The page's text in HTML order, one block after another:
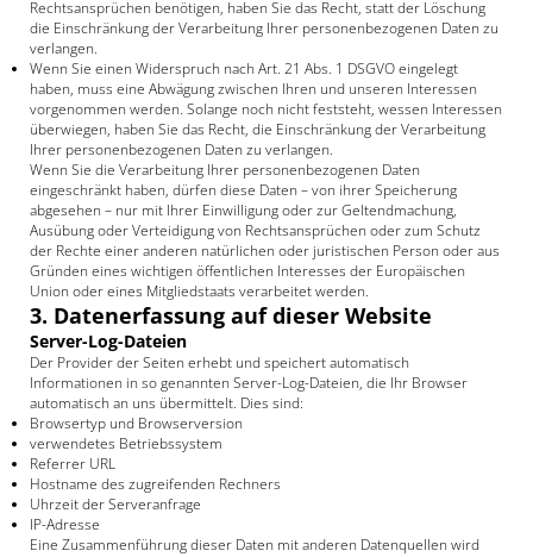
Rechtsansprüchen benötigen, haben Sie das Recht, statt der Löschung
die Einschränkung der Verarbeitung Ihrer personenbezogenen Daten zu
verlangen.
Wenn Sie einen Widerspruch nach Art. 21 Abs. 1 DSGVO eingelegt
haben, muss eine Abwägung zwischen Ihren und unseren Interessen
vorgenommen werden. Solange noch nicht feststeht, wessen Interessen
überwiegen, haben Sie das Recht, die Einschränkung der Verarbeitung
Ihrer personenbezogenen Daten zu verlangen.
Wenn Sie die Verarbeitung Ihrer personenbezogenen Daten
eingeschränkt haben, dürfen diese Daten – von ihrer Speicherung
abgesehen – nur mit Ihrer Einwilligung oder zur Geltendmachung,
Ausübung oder Verteidigung von Rechtsansprüchen oder zum Schutz
der Rechte einer anderen natürlichen oder juristischen Person oder aus
Gründen eines wichtigen öffentlichen Interesses der Europäischen
Union oder eines Mitgliedstaats verarbeitet werden.
3. Datenerfassung auf dieser Website
Server-Log-Dateien
Der Provider der Seiten erhebt und speichert automatisch
Informationen in so genannten Server-Log-Dateien, die Ihr Browser
automatisch an uns übermittelt. Dies sind:
Browsertyp und Browserversion
verwendetes Betriebssystem
Referrer URL
Hostname des zugreifenden Rechners
Uhrzeit der Serveranfrage
IP-Adresse
Eine Zusammenführung dieser Daten mit anderen Datenquellen wird